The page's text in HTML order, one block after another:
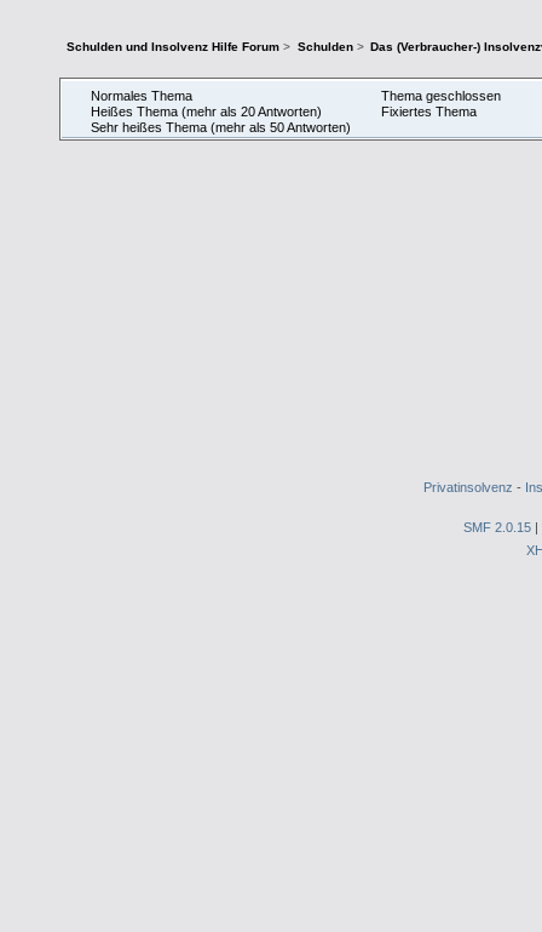
Schulden und Insolvenz Hilfe Forum > Schulden> Das (Verbraucher-)
Normales Thema
Heißes Thema (mehr als 20 Antworten)
Sehr heißes Thema (mehr als 50 Antworten)
Thema geschlossen
Fixiertes Thema
Privatinsolvenz -
SMF 2.0.15 |